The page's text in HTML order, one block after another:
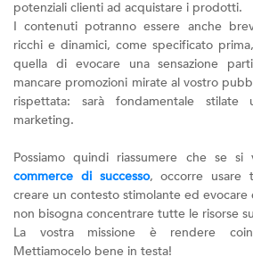
potenziali clienti ad acquistare i prodotti.
I contenuti potranno essere anche
ricchi e dinamici, come specificato
quella di evocare una sensazione
mancare promozioni mirate al vostro
rispettata: sarà fondamentale
marketing.
Possiamo quindi riassumere che se
commerce di successo, occorre usare
creare un contesto stimolante ed evocare
non bisogna concentrare tutte le risorse
La vostra missione è rendere
Mettiamocelo bene in testa!